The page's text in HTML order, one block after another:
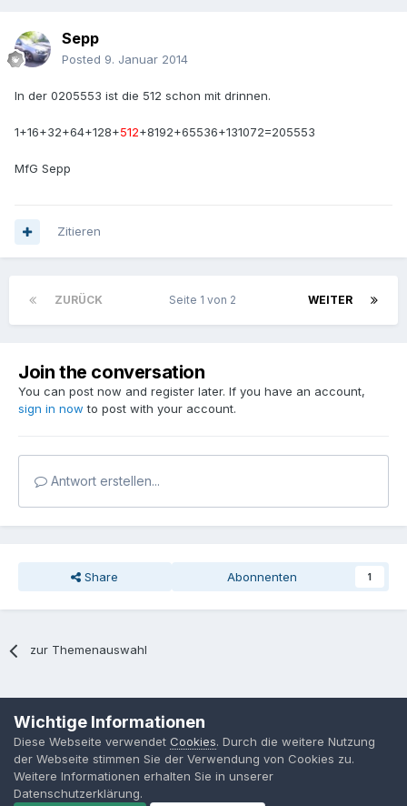
Sepp
Posted 9. Januar 2014
In der 0205553 ist die 512 schon mit drinnen.
1+16+32+64+128+512+8192+65536+131072=205553
MfG Sepp
Zitieren
ZURÜCK WEITER
Seite 1 von 2
Join the conversation
You can post now and register later. If you have an account,
sign in now to post with your account.
Antwort erstellen...
Share Abonnenten 1
zur Themenauswahl
MPP-Engineering
Powered by Invision Community
Wichtige Informationen
Diese Webseite verwendet Cookies. Durch die weitere Nutzung
der Webseite stimmen Sie der Verwendung von Cookies zu.
Weitere Informationen erhalten Sie in unserer
Datenschutzerklärung.